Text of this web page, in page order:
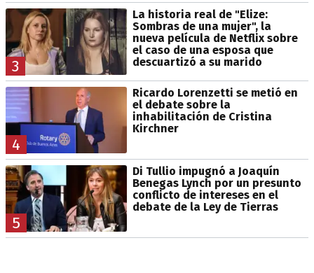
3
La historia real de "Elize:
Sombras de una mujer", la
nueva película de Netflix sobre
el caso de una esposa que
descuartizó a su marido
4
Ricardo Lorenzetti se metió en
el debate sobre la
inhabilitación de Cristina
Kirchner
5
Di Tullio impugnó a Joaquín
Benegas Lynch por un presunto
conflicto de intereses en el
debate de la Ley de Tierras